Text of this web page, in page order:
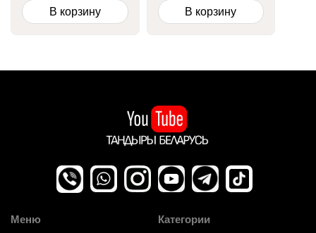
В корзину
В корзину
Меню Категории